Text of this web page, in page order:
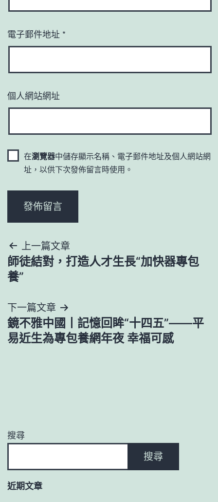
電子郵件地址 *
個人網站網址
在瀏覽器中儲存顯示名稱、電子郵件地址及個人網站網
址，以供下次發佈留言時使用。
文
章
覽
上一篇文章
師徒結對，打造人才生長“加快器專包
養”
下一篇文章
鏡不雅中國丨記憶回眸“十四五”——平
易近生為專包養網年夜 幸福可感
搜尋
搜尋
近期文章